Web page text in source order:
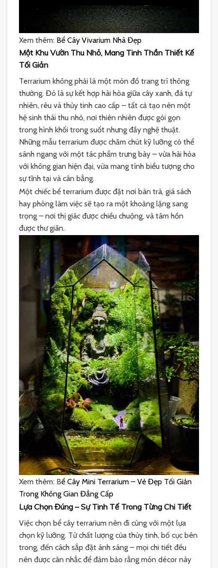
Xem thêm: Bể Cây Vivarium Nhà Đẹp
Một Khu Vườn Thu Nhỏ, Mang Tinh Thần Thiết Kế
Tối Giản
Terrarium không phải là một món đồ trang trí thông
thường. Đó là sự kết hợp hài hòa giữa cây xanh, đá tự
nhiên, rêu và thủy tinh cao cấp – tất cả tạo nên một
hệ sinh thái thu nhỏ, nơi thiên nhiên được gói gọn
trong hình khối trong suốt nhưng đầy nghệ thuật.
Những mẫu terrarium được chăm chút kỹ lưỡng có thể
sánh ngang với một tác phẩm trưng bày – vừa hài hòa
với không gian hiện đại, vừa mang tính biểu tượng cho
sự tĩnh tại và cân bằng.
Một chiếc bể terrarium được đặt nơi bàn trà, giá sách
hay phòng làm việc sẽ tạo ra một khoảng lặng sang
trọng – nơi thị giác được chiều chuộng, và tâm hồn
được thư giãn.
Xem thêm: Bể Cây Mini Terrarium – Vẻ Đẹp Tối Giản
Trong Không Gian Đẳng Cấp
Lựa Chọn Đúng – Sự Tinh Tế Trong Từng Chi Tiết
Việc chọn bể cây terrarium nên đi cùng với một lựa
chọn kỹ lưỡng. Từ chất lượng của thủy tinh, bố cục bên
trong, đến cách sắp đặt ánh sáng – mọi chi tiết đều
nên được cân nhắc để đảm bảo rằng món décor này